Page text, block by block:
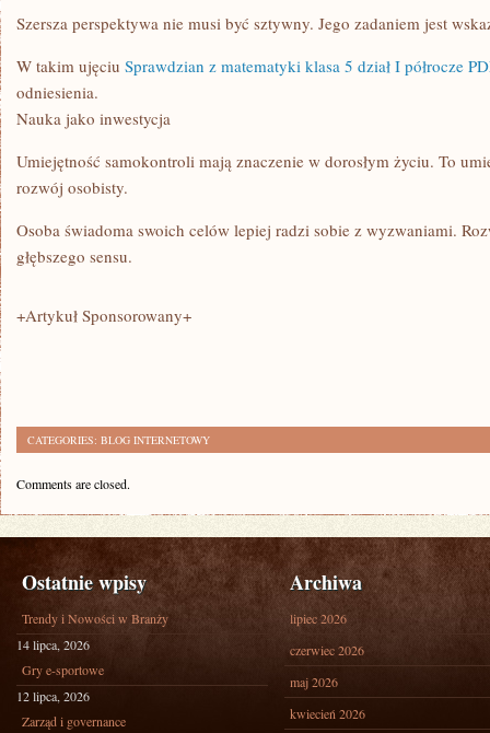
Szersza perspektywa nie musi być sztywny. Jego zadaniem jest
W takim ujęciu Sprawdzian z matematyki klasa 5 dział I półrocze
odniesienia.
Nauka jako inwestycja
Umiejętność samokontroli mają znaczenie w dorosłym życiu. To
rozwój osobisty.
Osoba świadoma swoich celów lepiej radzi sobie z wyzwaniami.
głębszego sensu.
+Artykuł Sponsorowany+
CATEGORIES: BLOG INTERNETOWY
Comments are closed.
Ostatnie wpisy
Trendy i Nowości w Branży
14 lipca, 2026
Gry e-sportowe
12 lipca, 2026
Zarząd i governance
Archiwa
lipiec 2026
czerwiec 2026
maj 2026
kwiecień 2026